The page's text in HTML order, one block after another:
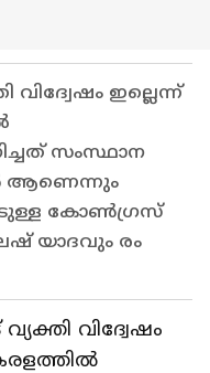
ഇല്ലെന്ന്
സംസ്ഥാന
ആണെന്നും
കോൺഗ്രസ്
യാദവും രം​
വിദ്വേഷം